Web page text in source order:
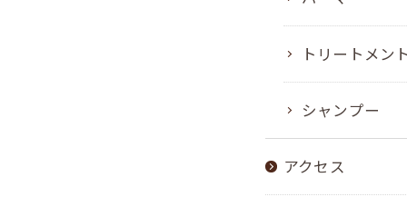
トリートメント
シャンプー
アクセス